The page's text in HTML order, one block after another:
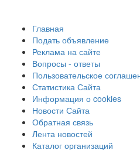
Главная
Подать объявление
Реклама на сайте
Вопросы - ответы
Пользовательское
Статистика Сайта
Информация о cookies
Новости Сайта
Обратная связь
Лента новостей
Каталог организаций